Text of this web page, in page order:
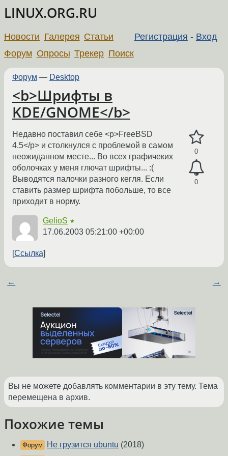
LINUX.ORG.RU
Регистрация - Вход
Новости Галерея Статьи
Форум Опросы Трекер Поиск
Форум — Desktop
<b>Шрифты в
KDE/GNOME</b>
0
0
Недавно поставил себе <p>FreeBSD
4.5</p> и столкнулся с проблемой в самом
неожиданном месте... Во всех графичеких
оболочках у меня глючат шрифты... :(
Выводятся палочки разного кегля. Если
ставить размер шрифта побольше, то все
приходит в норму.
GelioS ★
17.06.2003 05:21:00 +00:00
Ссылка
← →
Вы не можете добавлять комментарии в эту тему. Тема
перемещена в архив.
Похожие темы
Форум Не грузится ubuntu (2018)